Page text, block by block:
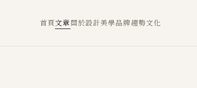
首頁文章關於設計美學品牌趨勢文化